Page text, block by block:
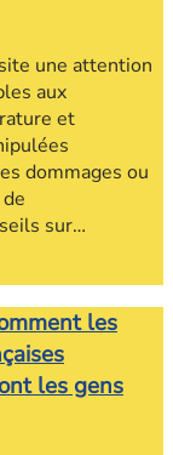
une attention
aux
et
dommages ou
sur…
les
les gens